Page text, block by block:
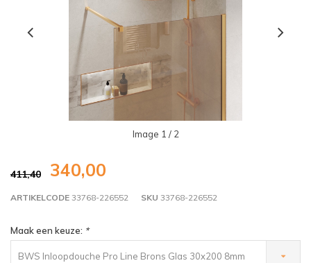
Image 1 / 2
411,40 340,00
ARTIKELCODE 33768-226552 SKU 33768-226552
Maak een keuze: *
BWS Inloopdouche Pro Line Brons Glas 30x200 8mm